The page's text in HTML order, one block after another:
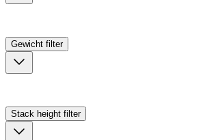
Gewicht filter
Stack height filter